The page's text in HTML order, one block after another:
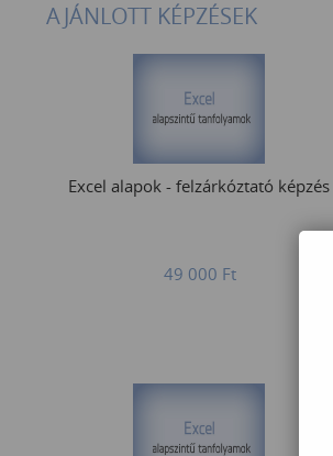
AJÁNLOTT KÉPZÉSEK
Excel alapok - felzárkóztató képzés
49 000 Ft